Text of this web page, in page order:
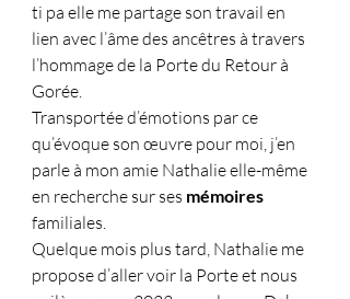
ti pa elle me partage son travail en
lien avec l’âme des ancêtres à travers
l’hommage de la Porte du Retour à
Gorée.
Transportée d’émotions par ce
qu’évoque son œuvre pour moi, j’en
parle à mon amie Nathalie elle-même
en recherche sur ses mémoires
familiales.
Quelque mois plus tard, Nathalie me
propose d’aller voir la Porte et nous